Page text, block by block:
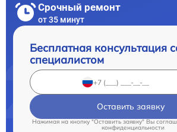
Срочный ремонт
от 35 минут
Бесплатная консультация
специалистом
Оставить заявку
Нажимая на кнопку "Оставить заявку" Вы
конфиденциальности